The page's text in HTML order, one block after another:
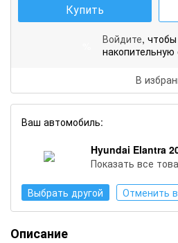
Купить
Войдите,
накопительную
В
Ваш автомобиль:
Hyundai Elantra
Показать все
Выбрать другой Отменить
Описание